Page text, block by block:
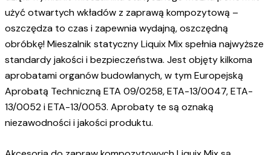
użyć otwartych wkładów z zaprawą kompozytową –
oszczędza to czas i zapewnia wydajną, oszczędną
obróbkę! Mieszalnik statyczny Liquix Mix spełnia najwyższe
standardy jakości i bezpieczeństwa. Jest objęty kilkoma
aprobatami organów budowlanych, w tym Europejską
Aprobatą Techniczną ETA 09/0258, ETA-13/0047, ETA-
13/0052 i ETA-13/0053. Aprobaty te są oznaką
niezawodności i jakości produktu.